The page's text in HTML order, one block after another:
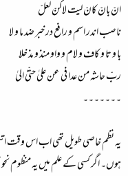
انّ بانّ کانّ‌ لیت لاکنّ‌ لعلّ
ناصب اندر اسم و رافع در خبر ضد ما و لا
با و تا و کاف و لام و واو منذ و مذ خلا
ربّ‌ حاشہ من عدا فی عن علیٰ حتّیٰ الیٰ
۔۔۔۔۔۔۔
یہ نظم خاصی طویل تھی اب اس وقت
ہوں۔ اگر کسی کے علم میں یہ منظوم نحو